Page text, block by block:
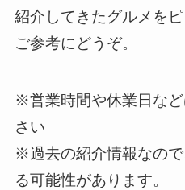
紹介してきたグルメを
ご参考にどうぞ。
※営業時間や休業日な
さい
※過去の紹介情報なの
る可能性があります。